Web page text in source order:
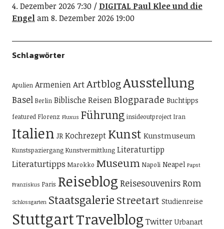
4. Dezember 2026 7:30
DIGITAL Paul Klee und die
Engelam 8. Dezember 2026 19:00
Schlagwörter
Apulien ArmenienArtArtblogAusstellung
Basel Berlin Biblische ReisenBlogparade Buchtipps
featured Florenz Fluxus Führung insideoutproject Iran
Italien JR Kochrezept Kunst Kunstmuseum
Kunstspaziergang Kunstvermittlung Literaturtipp
Literaturtipps Marokko Museum Napoli Neapel Papst
Franziskus Paris Reiseblog ReisesouvenirsRom
Schlossgarten Staatsgalerie Streetart Studienreise
StuttgartTravelblog Twitter Urbanart